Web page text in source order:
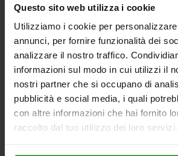
Questo sito web utilizza i cookie
Utilizziamo i cookie per
annunci, per fornire funzionalità dei
analizzare il nostro traffico.
informazioni sul modo in cui utilizzi il
nostri partner che si occupano di
pubblicità e social media, i quali
con altre informazioni che hai fornito
raccolto dal tuo utilizzo dei loro servizi.
554,30 €
+ IVA
DETTAGLI
CAD